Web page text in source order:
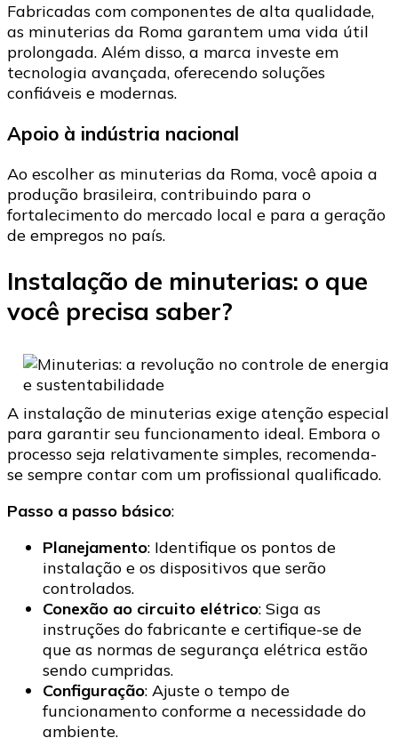
Fabricadas com componentes de alta qualidade,
as minuterias da Roma garantem uma vida útil
prolongada. Além disso, a marca investe em
tecnologia avançada, oferecendo soluções
confiáveis e modernas.
Apoio à indústria nacional
Ao escolher as minuterias da Roma, você apoia a
produção brasileira, contribuindo para o
fortalecimento do mercado local e para a geração
de empregos no país.
Instalação de minuterias: o que
você precisa saber?
A instalação de minuterias exige atenção especial
para garantir seu funcionamento ideal. Embora o
processo seja relativamente simples, recomenda-
se sempre contar com um profissional qualificado.
Passo a passo básico:
Planejamento: Identifique os pontos de
instalação e os dispositivos que serão
controlados.
Conexão ao circuito elétrico: Siga as
instruções do fabricante e certifique-se de
que as normas de segurança elétrica estão
sendo cumpridas.
Configuração: Ajuste o tempo de
funcionamento conforme a necessidade do
ambiente.